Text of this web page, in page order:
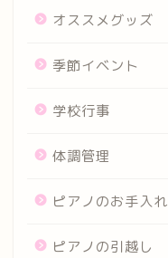
オススメグッズ
季節イベント
学校行事
体調管理
ピアノのお手入れ
ピアノの引越し